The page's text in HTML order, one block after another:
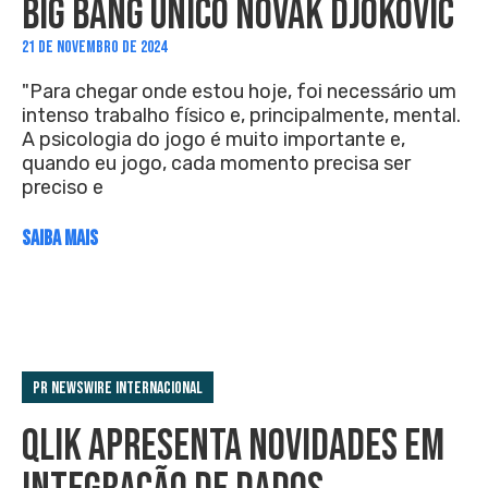
BIG BANG UNICO NOVAK DJOKOVIC
21 DE NOVEMBRO DE 2024
"Para chegar onde estou hoje, foi necessário um
intenso trabalho físico e, principalmente, mental.
A psicologia do jogo é muito importante e,
quando eu jogo, cada momento precisa ser
preciso e
SAIBA MAIS
PR Newswire Internacional
QLIK APRESENTA NOVIDADES EM